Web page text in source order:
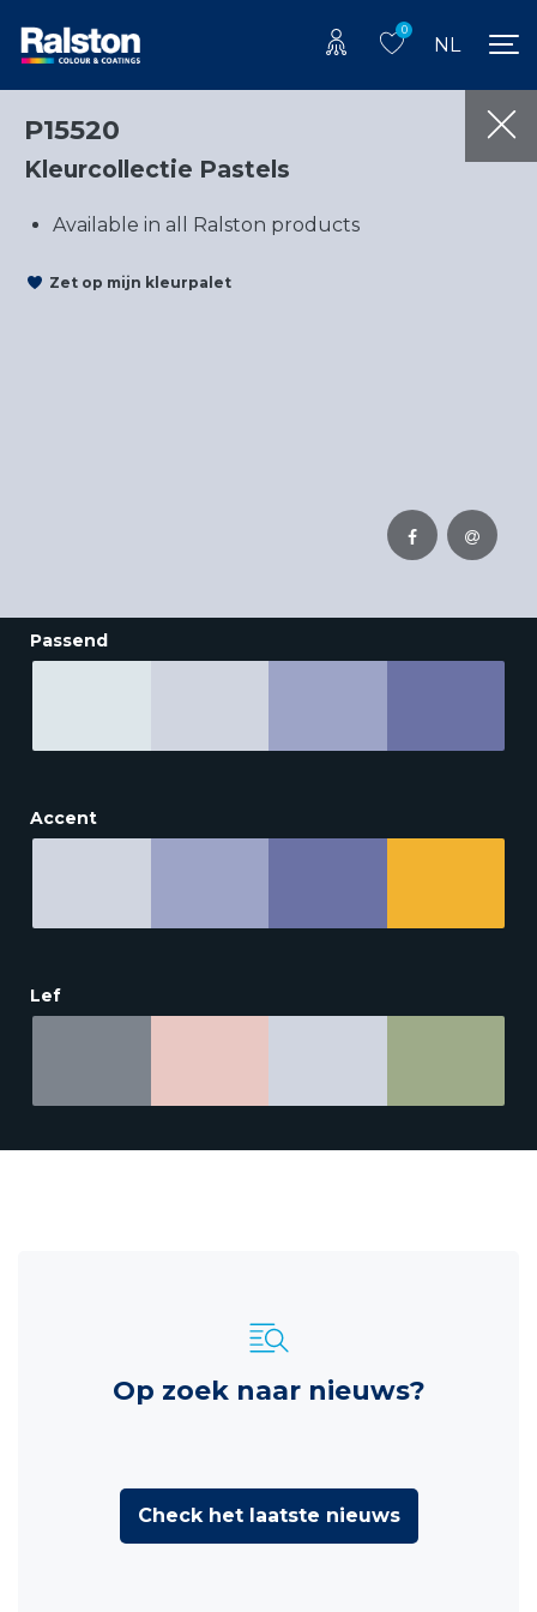
0
NL
P15520
Kleurcollectie Pastels
Available in all Ralston products
Zet op mijn kleurpalet
Passend
Accent
Lef
Op zoek naar nieuws?
Check het laatste nieuws